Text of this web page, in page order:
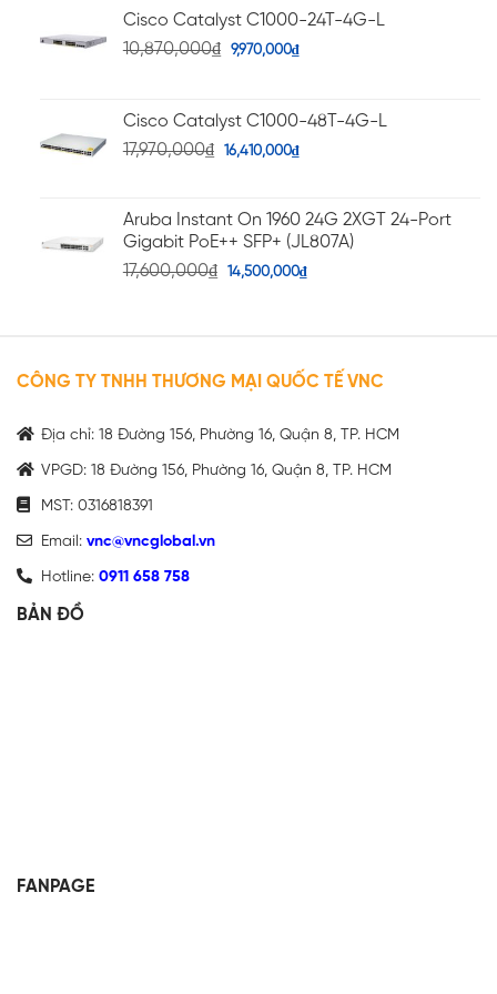
Cisco Catalyst C1000-24T-4G-L
10,870,000₫ 9,970,000₫
Cisco Catalyst C1000-48T-4G-L
17,970,000₫ 16,410,000₫
Aruba Instant On 1960 24G 2XGT 24-Port
Gigabit PoE++ SFP+ (JL807A)
17,600,000₫ 14,500,000₫
CÔNG TY TNHH THƯƠNG MẠI QUỐC TẾ VNC
Địa chỉ: 18 Đường 156, Phường 16, Quận 8, TP. HCM
VPGD: 18 Đường 156, Phường 16, Quận 8, TP. HCM
MST: 0316818391
Email: vnc@vncglobal.vn
Hotline: 0911 658 758
BẢN ĐỒ
FANPAGE